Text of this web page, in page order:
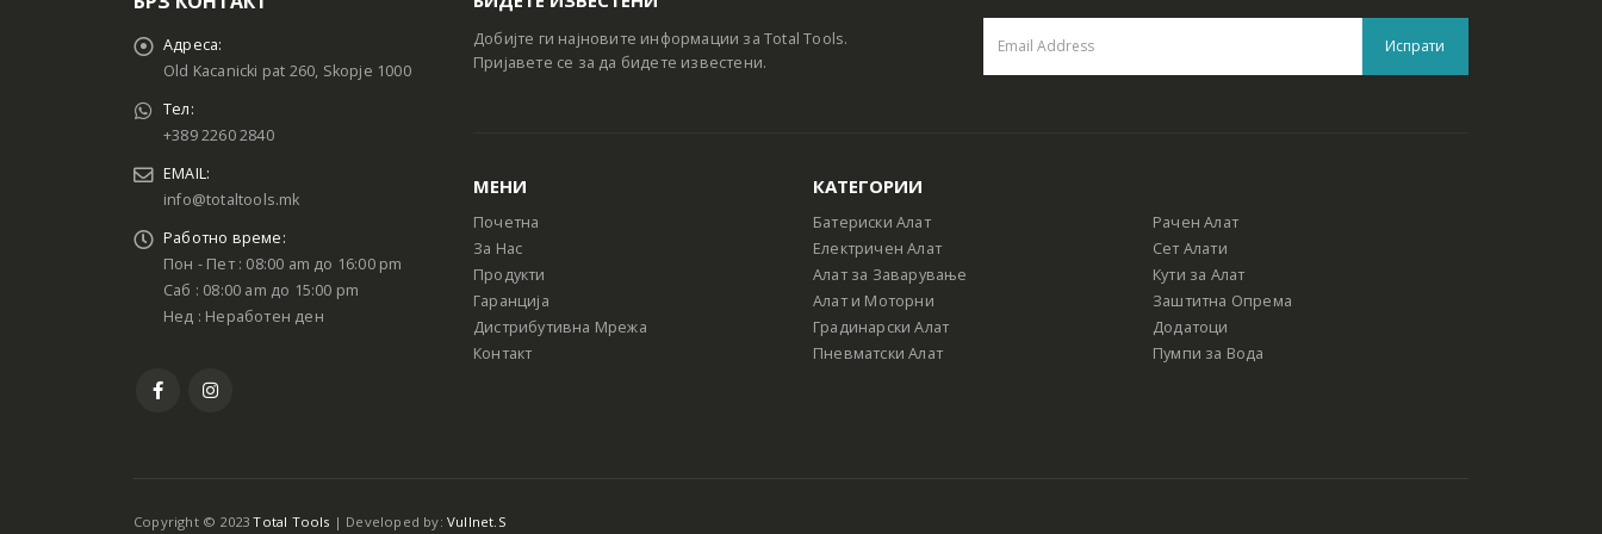
Адреса:
Old Kacanicki pat 260, Skopje 1000
Тел:
+389 2260 2840
EMAIL:
info@totaltools.mk
Работно време:
Пон - Пет : 08:00 am до 16:00 pm
Саб : 08:00 am до 15:00 pm
Нед : Неработен ден
Добијте ги најновите информации за Total Tools.
Пријавете се за да бидете известени.
МЕНИ
Почетна
За Нас
Продукти
Гаранција
Дистрибутивна Мрежа
Контакт
КАТЕГОРИИ
Батериски Алат
Електричен Алат
Алат за Заварување
Алат и Моторни
Градинарски Алат
Пневматски Алат
Рачен Алат
Сет Алати
Кути за Алат
Заштитна Опрема
Додатоци
Пумпи за Вода
Copyright © 2023Total Tools | Developed by:Vullnet.S